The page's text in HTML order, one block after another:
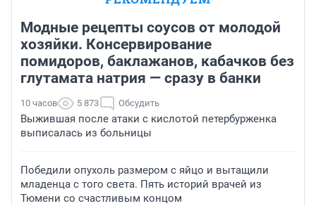
Модные рецепты соусов от молодой
хозяйки. Консервирование
помидоров, баклажанов, кабачков без
глутамата натрия — сразу в банки
10 часов 5 873 Обсудить
Выжившая после атаки с кислотой петербурженка
выписалась из больницы
Победили опухоль размером с яйцо и вытащили
младенца с того света. Пять историй врачей из
Тюмени со счастливым концом